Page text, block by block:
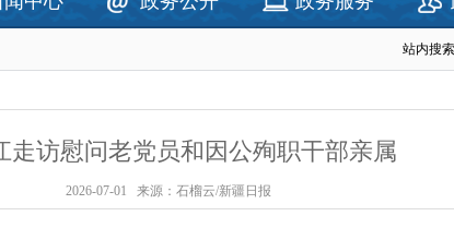
站内搜索
走访慰问老党员和因公殉职干部亲属
2026-07-01 来源：石榴云/新疆日报